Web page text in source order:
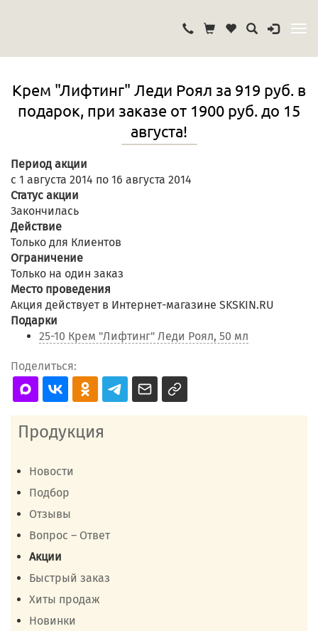
Крем "Лифтинг" Леди Роял за 919 руб. в
подарок, при заказе от 1900 руб. до 15
августа!
Период акции
с 1 августа 2014 по 16 августа 2014
Статус акции
Закончилась
Действие
Только для Клиентов
Ограничение
Только на один заказ
Место проведения
Акция действует в Интернет-магазине SKSKIN.RU
Подарки
25-10 Крем "Лифтинг" Леди Роял, 50 мл
Поделиться:
Продукция
Новости
Подбор
Отзывы
Вопрос – Ответ
Акции
Быстрый заказ
Хиты продаж
Новинки